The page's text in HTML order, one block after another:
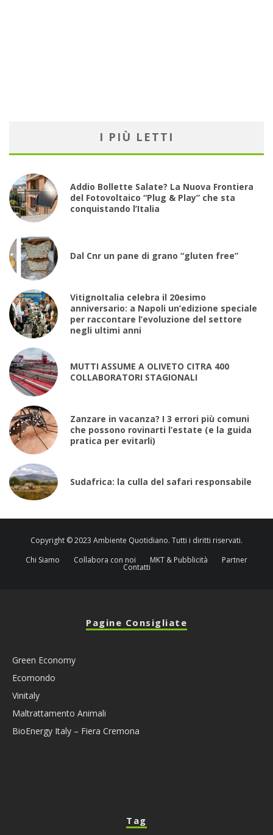
I PIÙ LETTI
Addio Bollette Salate? La Nuova Frontiera
del Fotovoltaico “Plug & Play” che sta
conquistando l’Italia
Dal Cnr un pane di grano “gluten free”
VitignoItalia celebra il 20esimo
anniversario: a Napoli un’edizione speciale
per raccontare l’evoluzione del settore
negli ultimi anni
MUTTI ASSUME A OLIVETO CITRA 400
COLLABORATORI STAGIONALI
Zanzare in vacanza? I 3 errori più comuni
che possono rovinarti l’estate (e la guida
pratica per evitarli)
Sudafrica: la culla del safari responsabile
Copyright © 2023 Ambiente Quotidiano. Tutti i diritti riservati.
Chi Siamo
Collabora con noi MKT & Pubblicità Partner
Contatti
Pagine Consigliate
Green Economy
Ecomondo
Vinitaly
Maltrattamento Animali
BioEnergy Italy – Fiera Cremona
Tag